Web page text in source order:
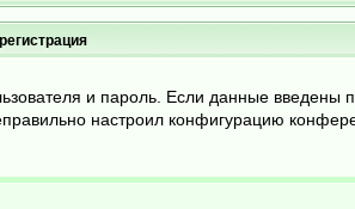
и пароль. Если данные введены
настроил конфигурацию